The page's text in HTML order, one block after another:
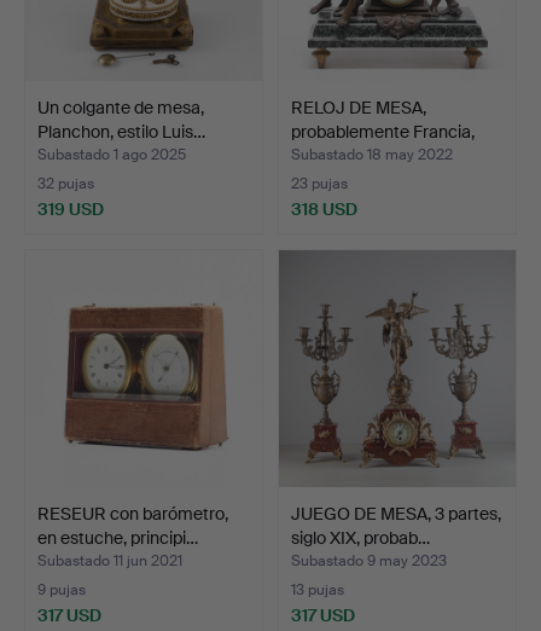
Un colgante de mesa,
Planchon, estilo Luis…
Subastado 1 ago 2025
32 pujas
319 USD
RELOJ DE MESA,
probablemente Francia,
fina…
Subastado 18 may 2022
23 pujas
318 USD
RESEUR con barómetro,
en estuche, principi…
Subastado 11 jun 2021
9 pujas
317 USD
JUEGO DE MESA, 3 partes,
siglo XIX, probab…
Subastado 9 may 2023
13 pujas
317 USD